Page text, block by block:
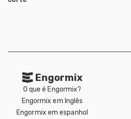
Engormix
O que é Engormix?
Engormix em Inglês
Engormix em espanhol